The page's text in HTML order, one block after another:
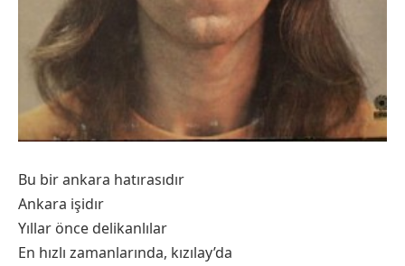
Bu bir ankara hatırasıdır
Ankara işidır
Yıllar önce delikanlılar
En hızlı zamanlarında, kızılay’da